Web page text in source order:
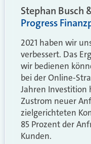
Stephan Busch
Progress
2021 haben wir
verbessert. Das
wir bedienen
bei der Online-
Jahren Investition
Zustrom neuer
zielgerichteten
85 Prozent der
Kunden.